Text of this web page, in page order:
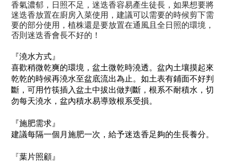
香氣濃郁，日照不足，迷迭香容易產生徒長，如果想要將
迷迭香放置在廚房入菜使用，建議可以需要的時候剪下需
要的部分使用，植株還是要放置在通風且全日照的環境，
否則迷迭香會長不好的！
『澆水方式』
喜歡稍微乾爽的環境，盆土微乾時澆透。盆內土壤摸起來
乾乾的時候再澆水至盆底流出為止。如土表有鋪面不好判
斷，可用竹筷插入盆土中拔出做判斷，根系不耐積水，切
勿每天澆水，盆內積水易導致根系受損。
『施肥需求』
建議每隔一個月施肥一次，給予迷迭香足夠的生長養分。
『葉片照顧』